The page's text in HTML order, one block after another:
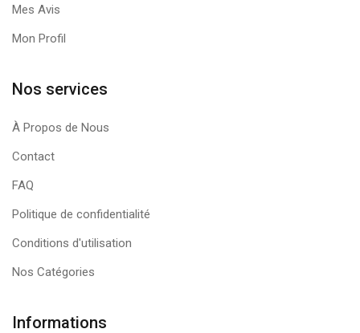
Mes Avis
Mon Profil
Nos services
À Propos de Nous
Contact
FAQ
Politique de confidentialité
Conditions d'utilisation
Nos Catégories
Informations